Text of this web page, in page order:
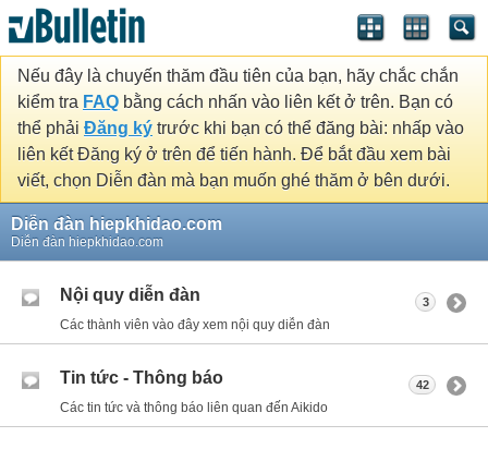
Nếu đây là chuyến thăm đầu tiên của bạn, hãy chắc chắn
kiểm tra FAQ bằng cách nhấn vào liên kết ở trên. Bạn có
thể phải Đăng ký trước khi bạn có thể đăng bài: nhấp vào
liên kết Đăng ký ở trên để tiến hành. Để bắt đầu xem bài
viết, chọn Diễn đàn mà bạn muốn ghé thăm ở bên dưới.
Diễn đàn hiepkhidao.com
Diễn đàn hiepkhidao.com
Nội quy diễn đàn
Các thành viên vào đây xem nội quy diễn đàn
3
Tin tức - Thông báo
Các tin tức và thông báo liên quan đến Aikido
42